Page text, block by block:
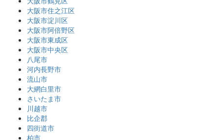
大阪市住之江区
大阪市淀川区
大阪市阿倍野区
大阪市東成区
大阪市中央区
八尾市
河内長野市
流山市
大網白里市
さいたま市
川越市
比企郡
四街道市
柏市